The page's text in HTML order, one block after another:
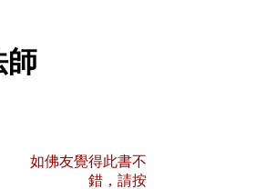
師
如佛友覺得此書不
錯，請按